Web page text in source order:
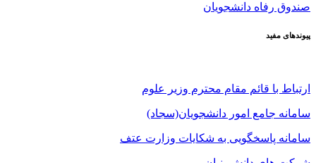
صندوق رفاه دانشجویان
پیوندهای مفید
ارتباط با قائم مقام محترم وزیر علوم
سامانه جامع امور دانشجویان(سجاد)
سامانه پاسخگویی به شکایات وزارت عتف